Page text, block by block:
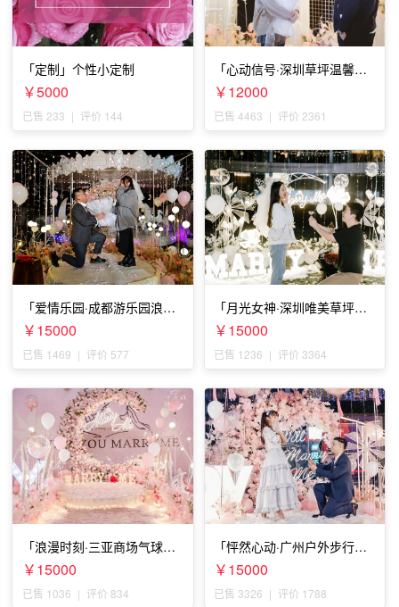
「定制」个性小定制
￥5000
已售 233 | 评价 144
「心动信号·深圳草坪温馨求
婚」
￥12000
已售 4463 | 评价 2361
「爱情乐园·成都游乐园浪漫
求婚」
￥15000
已售 1469 | 评价 577
「月光女神·深圳唯美草坪浪
漫求婚」
￥15000
已售 1236 | 评价 3364
「浪漫时刻·三亚商场气球雨
惊喜求婚」
￥15000
已售 1036 | 评价 834
「怦然心动·广州户外步行街
求婚」
￥15000
已售 3326 | 评价 1788